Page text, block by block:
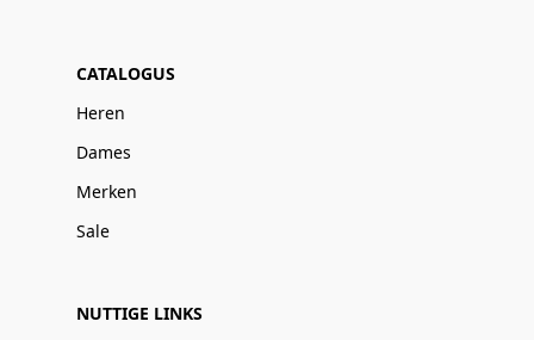
CATALOGUS
Heren
Dames
Merken
Sale
NUTTIGE LINKS